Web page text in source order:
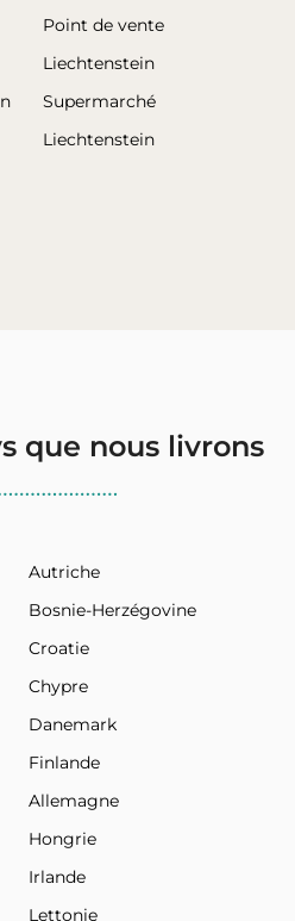
Point de vente
Liechtenstein
Supermarché
Liechtenstein
que nous livrons
Autriche
Bosnie-Herzégovine
Croatie
Chypre
Danemark
Finlande
Allemagne
Hongrie
Irlande
Lettonie